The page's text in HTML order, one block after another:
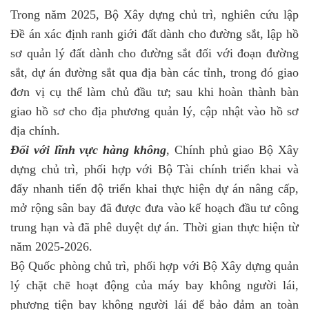
Trong năm 2025, Bộ Xây dựng chủ trì, nghiên cứu lập
Đề án xác định ranh giới đất dành cho đường sắt, lập hồ
sơ quản lý đất dành cho đường sắt đối với đoạn đường
sắt, dự án đường sắt qua địa bàn các tỉnh, trong đó giao
đơn vị cụ thể làm chủ đầu tư; sau khi hoàn thành bàn
giao hồ sơ cho địa phương quản lý, cập nhật vào hồ sơ
địa chính.
Đối với lĩnh vực hàng không, Chính phủ giao Bộ Xây
dựng chủ trì, phối hợp với Bộ Tài chính triển khai và
đẩy nhanh tiến độ triển khai thực hiện dự án nâng cấp,
mở rộng sân bay đã được đưa vào kế hoạch đầu tư công
trung hạn và đã phê duyệt dự án. Thời gian thực hiện từ
năm 2025-2026.
Bộ Quốc phòng chủ trì, phối hợp với Bộ Xây dựng quản
lý chặt chẽ hoạt động của máy bay không người lái,
phương tiện bay không người lái để bảo đảm an toàn